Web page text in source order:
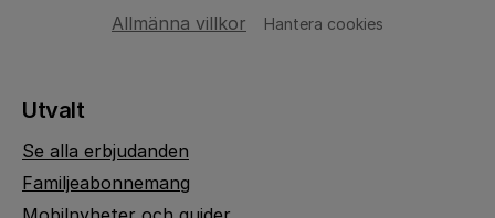
Allmänna villkor Hantera cookies
Utvalt
Se alla erbjudanden
Familjeabonnemang